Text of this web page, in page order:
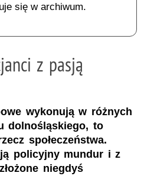
się w archiwum.
z pasją
wykonują w różnych
dolnośląskiego, to
społeczeństwa.
policyjny mundur i z
niegdyś